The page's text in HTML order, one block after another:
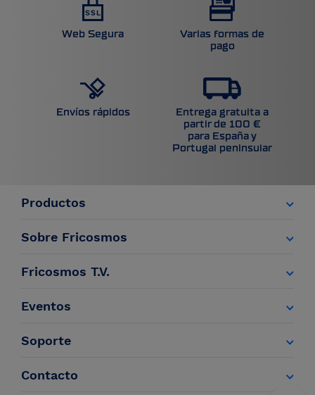
Web Segura
Varias formas de
pago
Envíos rápidos
Entrega gratuita a
partir de 100 €
para España y
Portugal peninsular
Productos
Sobre Fricosmos
Fricosmos T.V.
Eventos
Soporte
Contacto